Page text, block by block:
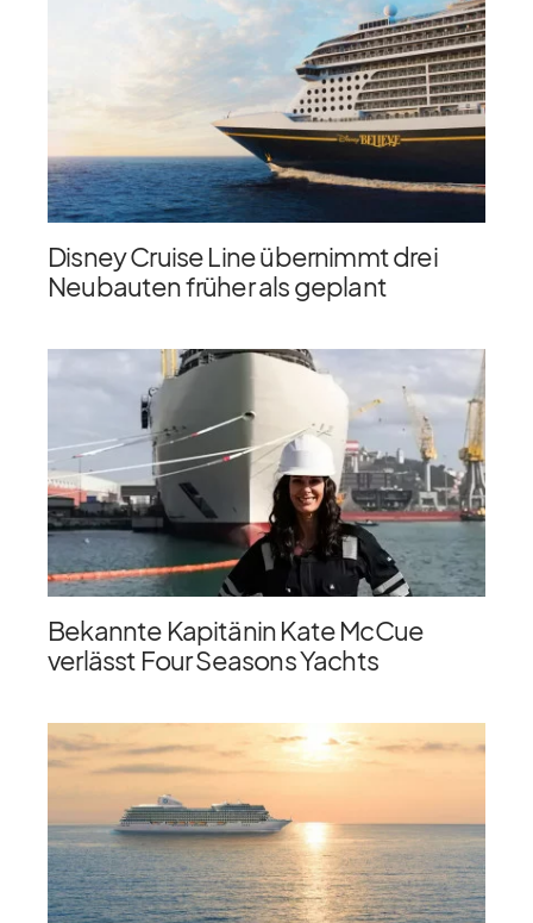
Disney Cruise Line übernimmt drei
Neubauten früher als geplant
Bekannte Kapitänin Kate McCue
verlässt Four Seasons Yachts